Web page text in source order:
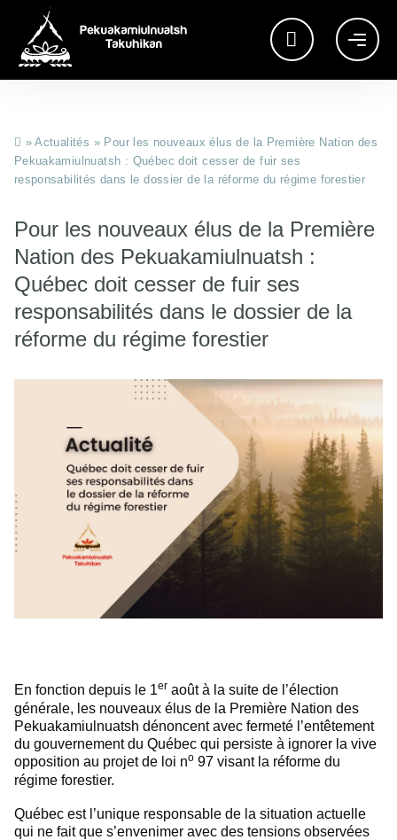
»Actualités » Pour les nouveaux élus de la Première Nation des
Pekuakamiulnuatsh : Québec doit cesser de fuir ses
responsabilités dans le dossier de la réforme du régime forestier
Pour les nouveaux élus de la Première
Nation des Pekuakamiulnuatsh :
Québec doit cesser de fuir ses
responsabilités dans le dossier de la
réforme du régime forestier
En fonction depuis le 1er août à la suite de l’élection
générale, les nouveaux élus de la Première Nation des
Pekuakamiulnuatsh dénoncent avec fermeté l’entêtement
du gouvernement du Québec qui persiste à ignorer la vive
opposition au projet de loi no97 visant la réforme du
régime forestier.
Québec est l’unique responsable de la situation actuelle
qui ne fait que s’envenimer avec des tensions observées